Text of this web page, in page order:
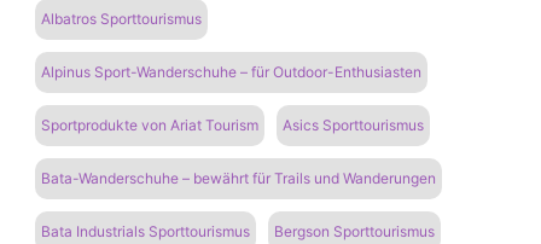
Albatros Sporttourismus
Alpinus Sport-Wanderschuhe – für Outdoor-Enthusiasten
Sportprodukte von Ariat Tourism Asics Sporttourismus
Bata-Wanderschuhe – bewährt für Trails und Wanderungen
Bata Industrials Sporttourismus Bergson Sporttourismus